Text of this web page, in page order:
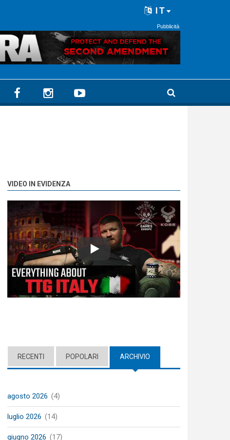
IT
Pubblicità
VIDEO IN EVIDENZA
Play
RECENTI POPOLARI ARCHIVIO
agosto 2026 (4)
luglio 2026 (14)
giugno 2026 (17)